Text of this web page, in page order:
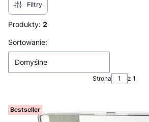
Filtry
Produkty: 2
Lista produktów
Sortowanie:
Domyślne
Strona z 1
Bestseller